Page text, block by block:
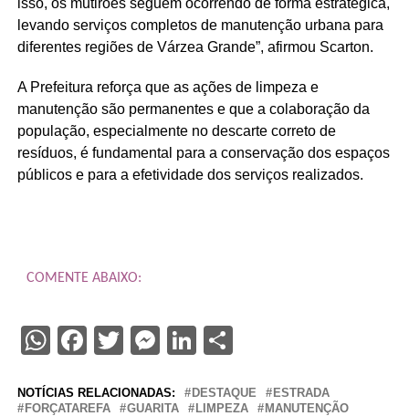
isso, os mutirões seguem ocorrendo de forma estratégica,
levando serviços completos de manutenção urbana para
diferentes regiões de Várzea Grande”, afirmou Scarton.
A Prefeitura reforça que as ações de limpeza e
manutenção são permanentes e que a colaboração da
população, especialmente no descarte correto de
resíduos, é fundamental para a conservação dos espaços
públicos e para a efetividade dos serviços realizados.
COMENTE ABAIXO:
WhatsApp
Facebook
Twitter
Messenger
LinkedIn
Share
NOTÍCIAS RELACIONADAS: DESTAQUE
ESTRADA
FORÇATAREFA
GUARITA LIMPEZA
MANUTENÇÃO